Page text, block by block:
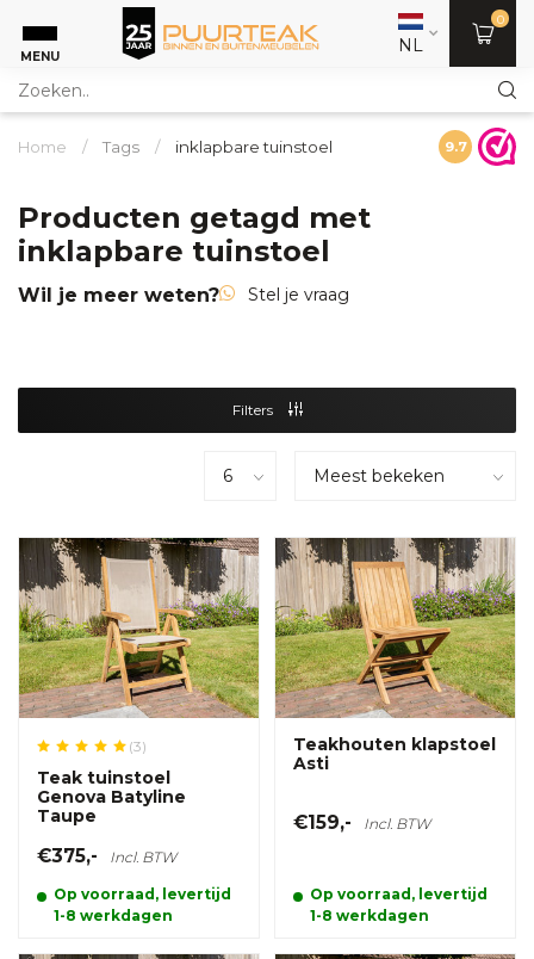
MENU NL
0
Home / Tags / inklapbare tuinstoel 9.7
Producten getagd met
inklapbare tuinstoel
Wil je meer weten? Stel je vraag
Filters
(3)
Teak tuinstoel
Genova Batyline
Taupe
€375,- Incl. BTW
Op voorraad, levertijd
1-8 werkdagen
Teakhouten klapstoel
Asti
€159,- Incl. BTW
Op voorraad, levertijd
1-8 werkdagen